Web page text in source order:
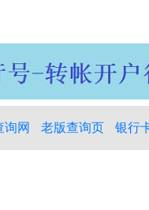
询网 老版查询页 银行